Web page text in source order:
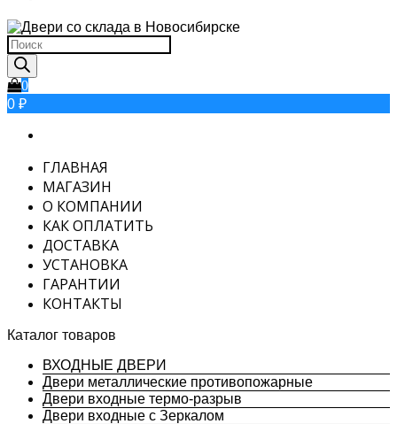
Поиск
товаров
0
0 ₽
ГЛАВНАЯ
МАГАЗИН
О КОМПАНИИ
КАК ОПЛАТИТЬ
ДОСТАВКА
УСТАНОВКА
ГАРАНТИИ
КОНТАКТЫ
Каталог товаров
ВХОДНЫЕ ДВЕРИ
Двери металлические противопожарные
Двери входные термо-разрыв
Двери входные с Зеркалом